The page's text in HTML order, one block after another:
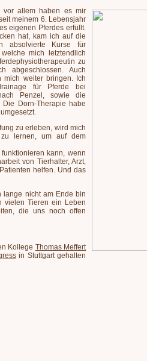
vor allem haben es mir
meinem 6. Lebensjahr
eigenen Pferdes erfüllt.
hat, kam ich auf die
absolvierte Kurse für
mich letztendlich
zu
abgeschlossen. Auch
mich weiter bringen. Ich
für Pferde bei
Penzel, sowie die
Dorn-Therapie habe
zu erleben, wird mich
lernen, um auf dem
kann, wenn
von Tierhalter, Arzt,
helfen. Und das
lange nicht am Ende bin
vielen Tieren ein Leben
die uns noch offen
Kollege Thomas Meffert
in Stuttgart gehalten